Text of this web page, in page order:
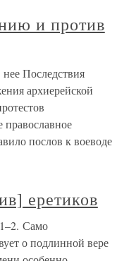
и против
Последствия
архиерейской
послов к воеводе
еретиков
Само
о подлинной вере